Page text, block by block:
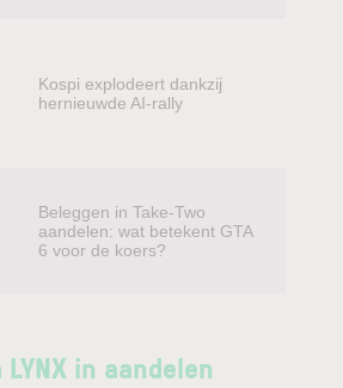
Kospi explodeert dankzij
hernieuwde AI-rally
Beleggen in Take-Two
aandelen: wat betekent GTA
6 voor de koers?
in aandelen